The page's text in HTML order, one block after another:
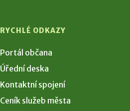
RYCHLÉ ODKAZY
Portál občana
Úřední deska
Kontaktní spojení
Ceník služeb města